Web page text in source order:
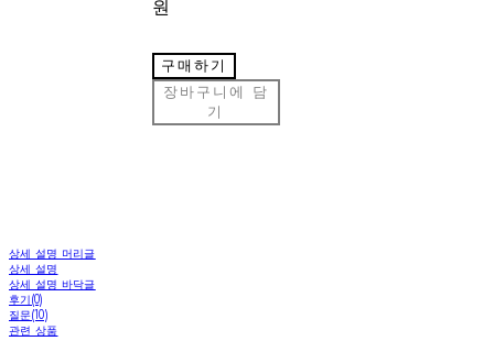
원
구매하기
장바구니에 담
기
상세 설명 머리글
상세 설명
상세 설명 바닥글
후기(0)
질문(10)
관련 상품